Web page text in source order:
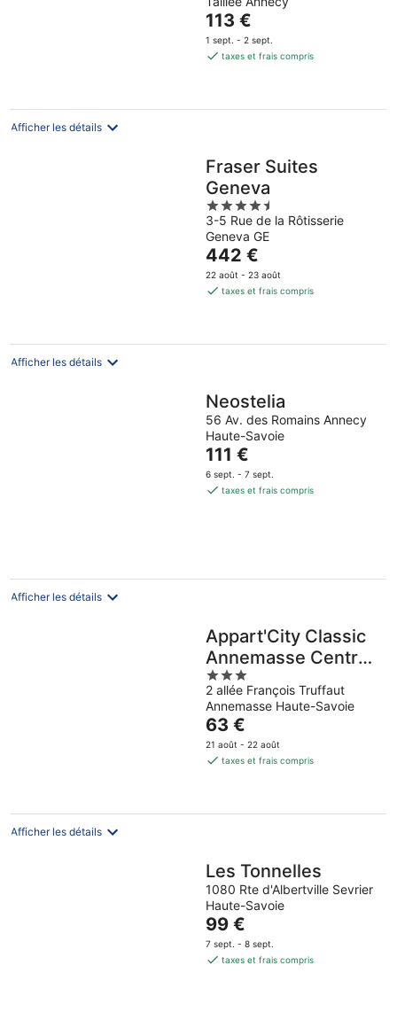
of
5
Le
prix
est
par
113 €
1 sept. - 2 sept.
taxes et frais compris
Afficher les détails
Fraser Suites
Geneva
4.5
out
of
5
3-5 Rue de la Rôtisserie
Geneva GE
Le
prix
est
par
442 €
22 août - 23 août
taxes et frais compris
Afficher les détails
Neostelia
56 Av. des Romains Annecy
Haute-Savoie
Le
prix
est
111 €
6 sept. - 7 sept.
taxes et frais compris
Afficher les détails
Appart'City Classic
Annemasse Centre-
Pays de Genève
3
out
of
5
2 allée François Truffaut
Annemasse Haute-Savoie
Le
prix
est
par
63 €
21 août - 22 août
taxes et frais compris
Afficher les détails
Les Tonnelles
1080 Rte d'Albertville Sevrier
Haute-Savoie
Le
prix
est
99 €
7 sept. - 8 sept.
taxes et frais compris